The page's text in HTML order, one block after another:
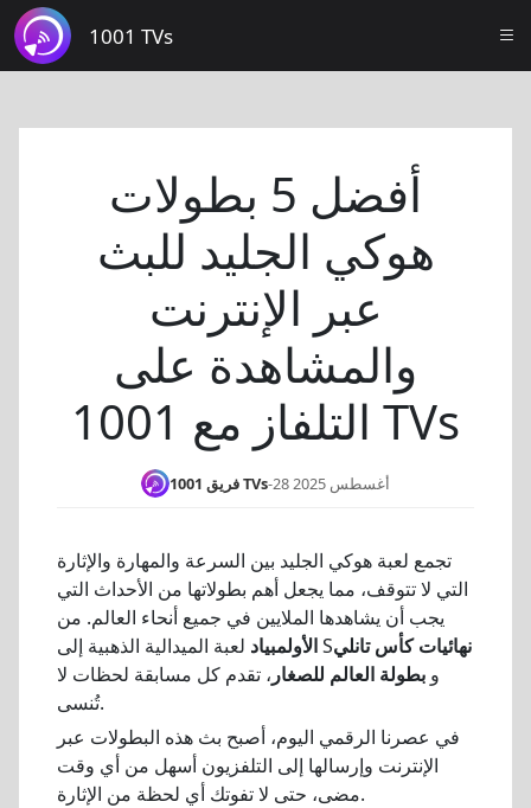
1001 TVs
أفضل 5 بطولات
هوكي الجليد للبث
عبر الإنترنت
والمشاهدة على
التلفاز مع 1001 TVs
فريق 1001 TVs- 28 أغسطس 2025
تجمع لعبة هوكي الجليد بين السرعة والمهارة والإثارة
التي لا تتوقف، مما يجعل أهم بطولاتها من الأحداث التي
يجب أن يشاهدها الملايين في جميع أنحاء العالم. من
الأولمبيادلعبة الميدالية الذهبية إلى Sنهائيات كأس تانلي
و بطولة العالم للصغار ، تقدم كل مسابقة لحظات لا
تُنسى.
في عصرنا الرقمي اليوم، أصبح بث هذه البطولات عبر
الإنترنت وإرسالها إلى التلفزيون أسهل من أي وقت
مضى، حتى لا تفوتك أي لحظة من الإثارة.